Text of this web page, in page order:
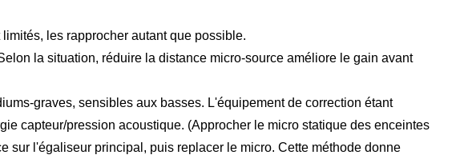
les rapprocher autant que possible.
la situation, réduire la distance micro-source améliore le gain avant
graves, sensibles aux basses. L'équipement de correction étant
capteur/pression acoustique. (Approcher le micro statique des enceintes
sur l'égaliseur principal, puis replacer le micro. Cette méthode donne